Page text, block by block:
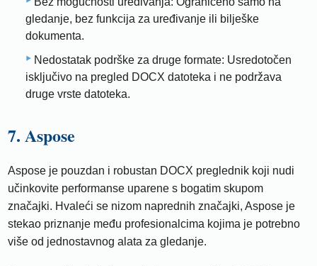
gledanje, bez funkcija za uređivanje ili bilješke
dokumenta.
Nedostatak podrške za druge formate: Usredotočen
isključivo na pregled DOCX datoteka i ne podržava
druge vrste datoteka.
7. Aspose
Aspose je pouzdan i robustan DOCX preglednik koji nudi
učinkovite performanse uparene s bogatim skupom
značajki. Hvaleći se nizom naprednih značajki, Aspose je
stekao priznanje među profesionalcima kojima je potrebno
više od jednostavnog alata za gledanje.